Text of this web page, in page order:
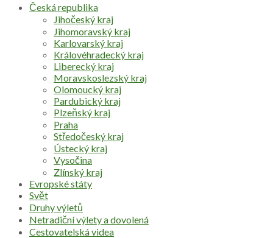
Česká republika
Jihočeský kraj
Jihomoravský kraj
Karlovarský kraj
Královéhradecký kraj
Liberecký kraj
Moravskoslezský kraj
Olomoucký kraj
Pardubický kraj
Plzeňský kraj
Praha
Středočeský kraj
Ústecký kraj
Vysočina
Zlínský kraj
Evropské státy
Svět
Druhy výletů
Netradiční výlety a dovolená
Cestovatelská videa